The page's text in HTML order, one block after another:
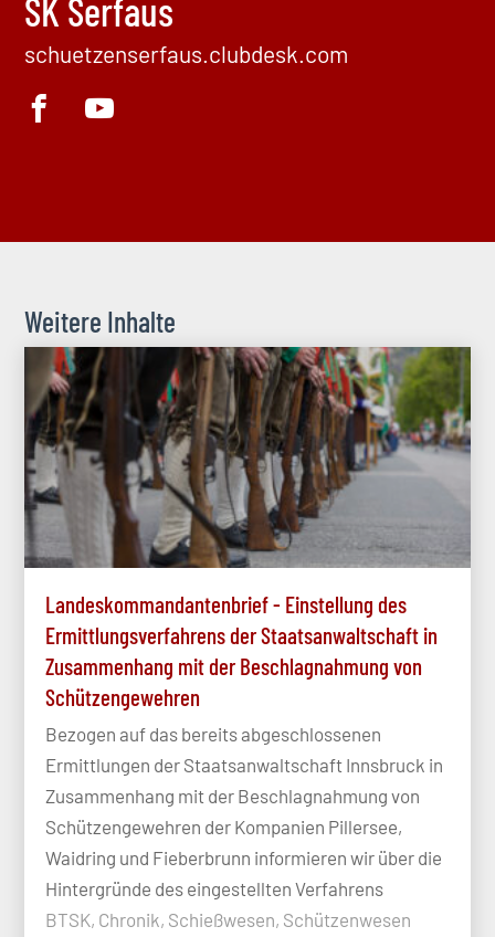
SK Serfaus
schuetzenserfaus.clubdesk.com
Weitere Inhalte
Landeskommandantenbrief - Einstellung des
Ermittlungsverfahrens der Staatsanwaltschaft in
Zusammenhang mit der Beschlagnahmung von
Schützengewehren
Bezogen auf das bereits abgeschlossenen
Ermittlungen der Staatsanwaltschaft Innsbruck in
Zusammenhang mit der Beschlagnahmung von
Schützengewehren der Kompanien Pillersee,
Waidring und Fieberbrunn informieren wir über die
Hintergründe des eingestellten Verfahrens
BTSK, Chronik, Schießwesen, Schützenwesen